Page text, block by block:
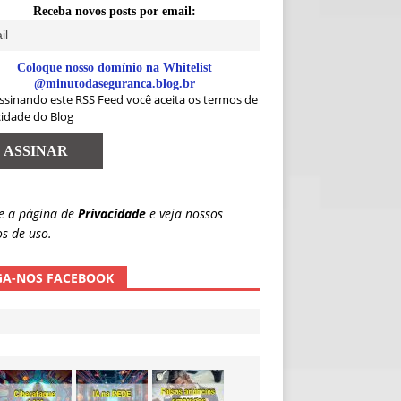
Receba novos posts por email:
Coloque nosso domínio na Whitelist
@minutodaseguranca.blog.br
este RSS Feed você aceita os termos de
do Blog
a página de Privacidade e veja nossos
de uso.
NOS FACEBOOK